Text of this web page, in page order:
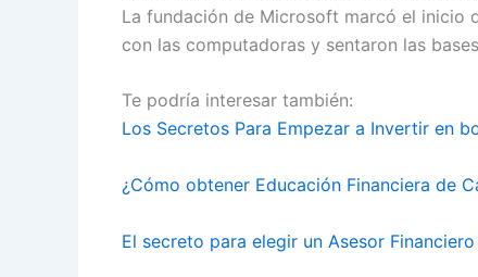
La fundación de Microsoft marcó el inicio
con las computadoras y sentaron las
Te podría interesar también:
Los Secretos Para Empezar a Invertir en
¿Cómo obtener Educación Financiera de
El secreto para elegir un Asesor